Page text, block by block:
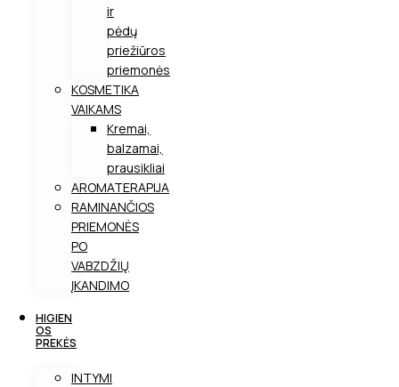
ir
pėdų
priežiūros
priemonės
KOSMETIKA
VAIKAMS
Kremai,
balzamai,
prausikliai
AROMATERAPIJA
RAMINANČIOS
PRIEMONĖS
PO
VABZDŽIŲ
ĮKANDIMO
HIGIEN
OS
PREKĖS
INTYMI